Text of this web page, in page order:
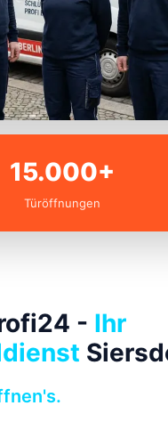
15.000+
Türöffnungen
- Ihr